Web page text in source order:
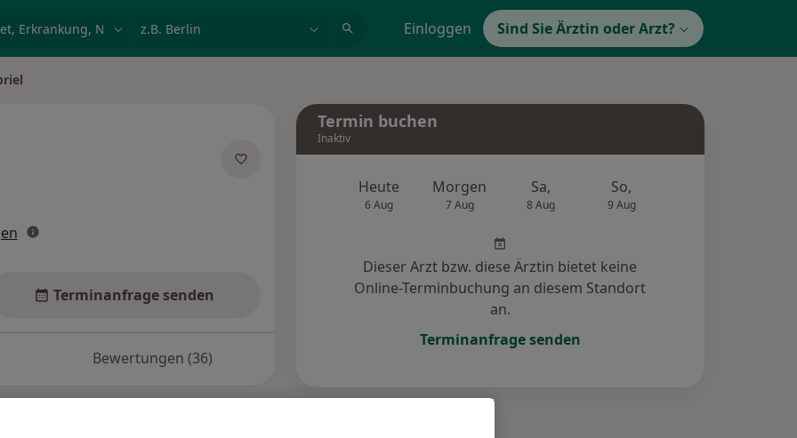
Einloggen Sind Sie Ärztin oder Arzt?
Terminanfrage senden
Bewertungen (36)
Termin buchen
Inaktiv
Heute
6 Aug
Morgen
7 Aug
Sa,
8 Aug
So,
9 Aug
Dieser Arzt bzw. diese Ärztin bietet keine
Online-Terminbuchung an diesem Standort
an.
Terminanfrage senden